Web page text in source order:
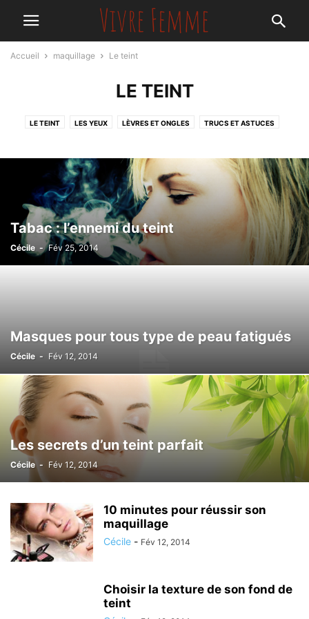
Accueil maquillage Le teint
LE TEINT
LE TEINT LES YEUX LÈVRES ET ONGLES TRUCS ET ASTUCES
Tabac : l’ennemi du teint
Cécile - Fév 25, 2014
Masques pour tous type de peau fatigués
Cécile - Fév 12, 2014
Les secrets d’un teint parfait
Cécile - Fév 12, 2014
10 minutes pour réussir son
maquillage
Cécile - Fév 12, 2014
Choisir la texture de son fond de
teint